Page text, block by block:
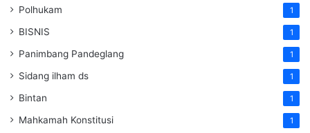
Polhukam 1
BISNIS 1
Panimbang Pandeglang 1
Sidang ilham ds 1
Bintan 1
Mahkamah Konstitusi 1